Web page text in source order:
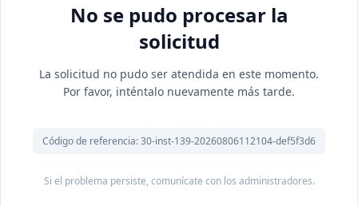
No se pudo procesar la
solicitud
La solicitud no pudo ser atendida en este momento.
Por favor, inténtalo nuevamente más tarde.
Código de referencia: 30-inst-139-20260806112104-def5f3d6
Si el problema persiste, comunícate con los administradores.